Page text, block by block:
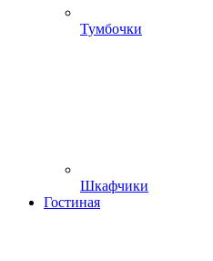
Тумбочки
Шкафчики
Гостиная